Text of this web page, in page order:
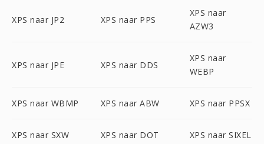
XPS naar JP2 XPS naar PPS
XPS naar
AZW3
XPS naar JPE XPS naar DDS
XPS naar
WEBP
XPS naar WBMP XPS naar ABW XPS naar PPSX
XPS naar SXW XPS naar DOT XPS naar SIXEL